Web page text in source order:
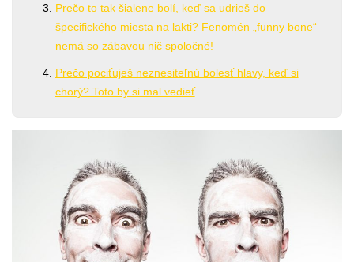
Prečo to tak šialene bolí, keď sa udrieš do
špecifického miesta na lakti? Fenomén „funny bone“
nemá so zábavou nič spoločné!
Prečo pociťuješ neznesiteľnú bolesť hlavy, keď si
chorý? Toto by si mal vedieť